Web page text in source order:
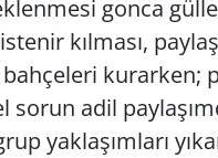
gonca
kılması,
kurarken;
sorun adil
yaklaşımları